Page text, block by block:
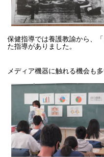
保健指導では養護教諭から、
た指導がありました。
メディア機器に触れる機会も